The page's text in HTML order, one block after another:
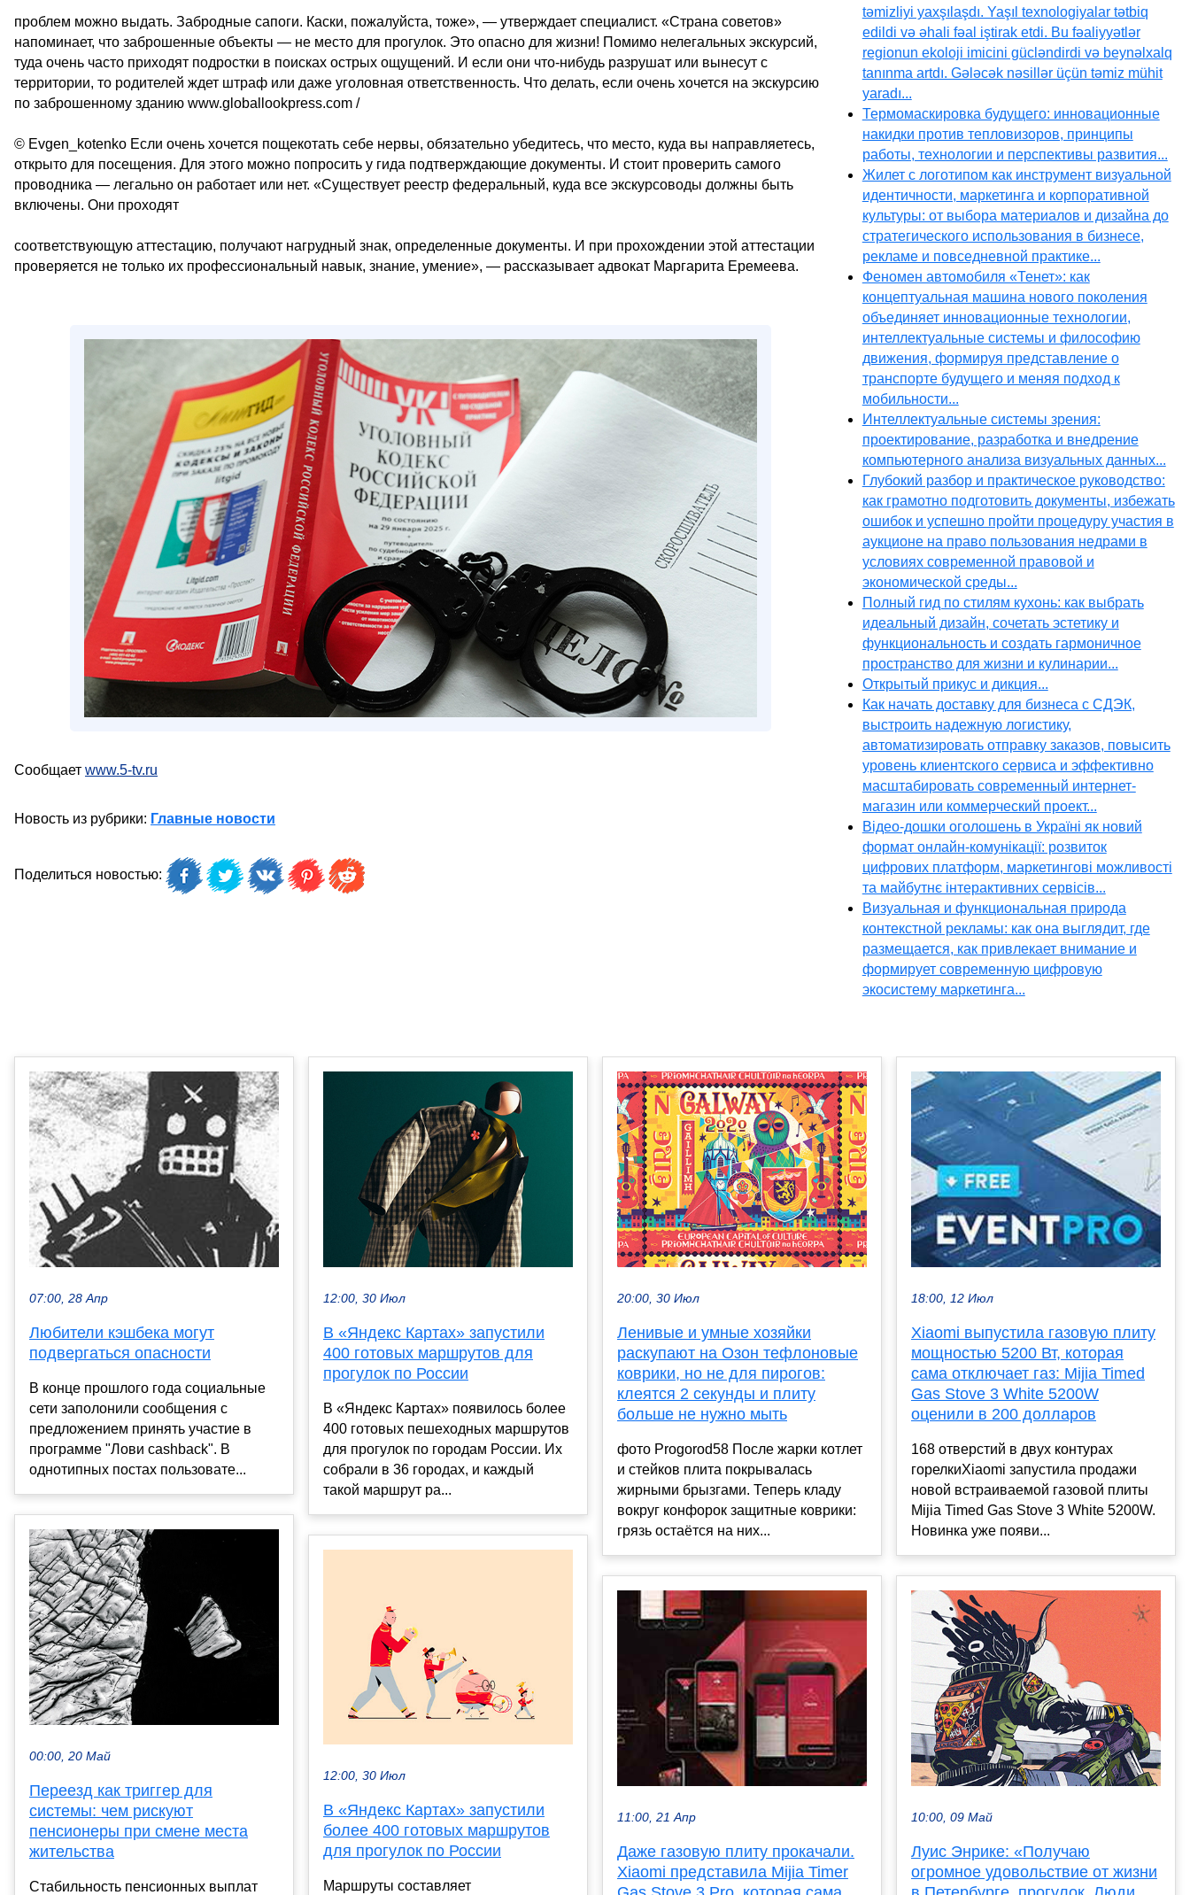
проблем можно выдать. Забродные сапоги. Каски, пожалуйста, тоже», — утверждает специалист. «Страна советов»
напоминает, что заброшенные объекты — не место для прогулок. Это опасно для жизни! Помимо нелегальных экскурсий,
туда очень часто приходят подростки в поисках острых ощущений. И если они что-нибудь разрушат или вынесут с
территории, то родителей ждет штраф или даже уголовная ответственность. Что делать, если очень хочется на экскурсию
по заброшенному зданию www.globallookpress.com /
© Evgen_kotenko Если очень хочется пощекотать себе нервы, обязательно убедитесь, что место, куда вы направляетесь,
открыто для посещения. Для этого можно попросить у гида подтверждающие документы. И стоит проверить самого
проводника — легально он работает или нет. «Существует реестр федеральный, куда все экскурсоводы должны быть
включены. Они проходят
соответствующую аттестацию, получают нагрудный знак, определенные документы. И при прохождении этой аттестации
проверяется не только их профессиональный навык, знание, умение», — рассказывает адвокат Маргарита Еремеева.
Сообщает www.5-tv.ru
Новость из рубрики: Главные новости
Поделиться новостью:
təmizliyi yaxşılaşdı. Yaşıl texnologiyalar tətbiq
edildi və əhali fəal iştirak etdi. Bu fəaliyyətlər
regionun ekoloji imicini gücləndirdi və beynəlxalq
tanınma artdı. Gələcək nəsillər üçün təmiz mühit
yaradı...
Термомаскировка будущего: инновационные
накидки против тепловизоров, принципы
работы, технологии и перспективы развития...
Жилет с логотипом как инструмент визуальной
идентичности, маркетинга и корпоративной
культуры: от выбора материалов и дизайна до
стратегического использования в бизнесе,
рекламе и повседневной практике...
Феномен автомобиля «Тенет»: как
концептуальная машина нового поколения
объединяет инновационные технологии,
интеллектуальные системы и философию
движения, формируя представление о
транспорте будущего и меняя подход к
мобильности...
Интеллектуальные системы зрения:
проектирование, разработка и внедрение
компьютерного анализа визуальных данных...
Глубокий разбор и практическое руководство:
как грамотно подготовить документы, избежать
ошибок и успешно пройти процедуру участия в
аукционе на право пользования недрами в
условиях современной правовой и
экономической среды...
Полный гид по стилям кухонь: как выбрать
идеальный дизайн, сочетать эстетику и
функциональность и создать гармоничное
пространство для жизни и кулинарии...
Открытый прикус и дикция...
Как начать доставку для бизнеса с СДЭК,
выстроить надежную логистику,
автоматизировать отправку заказов, повысить
уровень клиентского сервиса и эффективно
масштабировать современный интернет-
магазин или коммерческий проект...
Відео-дошки оголошень в Україні як новий
формат онлайн-комунікації: розвиток
цифрових платформ, маркетингові можливості
та майбутнє інтерактивних сервісів...
Визуальная и функциональная природа
контекстной рекламы: как она выглядит, где
размещается, как привлекает внимание и
формирует современную цифровую
экосистему маркетинга...
07:00, 28 Апр
Любители кэшбека могут
подвергаться опасности
В конце прошлого года социальные
сети заполонили сообщения с
предложением принять участие в
программе "Лови cashback". В
однотипных постах пользовате...
00:00, 20 Май
Переезд как триггер для
системы: чем рискуют
пенсионеры при смене места
жительства
Стабильность пенсионных выплат
12:00, 30 Июл
В «Яндекс Картах» запустили
400 готовых маршрутов для
прогулок по России
В «Яндекс Картах» появилось более
400 готовых пешеходных маршрутов
для прогулок по городам России. Их
собрали в 36 городах, и каждый
такой маршрут ра...
12:00, 30 Июл
В «Яндекс Картах» запустили
более 400 готовых маршрутов
для прогулок по России
Маршруты составляет
20:00, 30 Июл
Ленивые и умные хозяйки
раскупают на Озон тефлоновые
коврики, но не для пирогов:
клеятся 2 секунды и плиту
больше не нужно мыть
фото Progorod58 После жарки котлет
и стейков плита покрывалась
жирными брызгами. Теперь кладу
вокруг конфорок защитные коврики:
грязь остаётся на них...
11:00, 21 Апр
Даже газовую плиту прокачали.
Xiaomi представила Mijia Timer
18:00, 12 Июл
Xiaomi выпустила газовую плиту
мощностью 5200 Вт, которая
сама отключает газ: Mijia Timed
Gas Stove 3 White 5200W
оценили в 200 долларов
168 отверстий в двух контурах
горелкиXiaomi запустила продажи
новой встраиваемой газовой плиты
Mijia Timed Gas Stove 3 White 5200W.
Новинка уже появи...
10:00, 09 Май
Луис Энрике: «Получаю
огромное удовольствие от жизни